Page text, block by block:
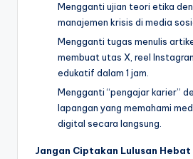
Mengganti ujian teori etika
manajemen krisis di media
Mengganti tugas menulis
membuat utas X, reel
edukatif dalam 1 jam.
Mengganti “pengajar karier”
lapangan yang memahami
digital secara langsung.
Jangan Ciptakan Lulusan Hebat